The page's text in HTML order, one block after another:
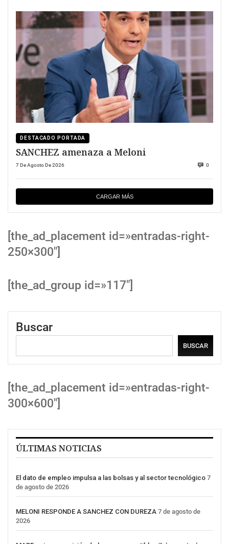
DESTACADO PORTADA
SANCHEZ amenaza a Meloni
7 De Agosto De 2026 0
CARGAR MÁS
[the_ad_placement id=»entradas-right-
250×300″]
[the_ad_group id=»117″]
Buscar
BUSCAR
[the_ad_placement id=»entradas-right-
300×600″]
ÚLTIMAS NOTICIAS
El dato de empleo impulsa a las bolsas y al sector tecnológico 7
de agosto de 2026
MELONI RESPONDE A SANCHEZ CON DUREZA 7 de agosto de
2026